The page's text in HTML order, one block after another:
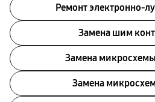
Ремонт электронно-
Замена шим
Замена
Замена